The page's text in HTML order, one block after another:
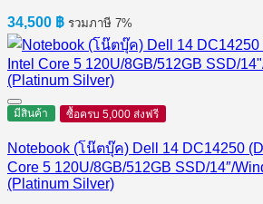
34,500 ฿ รวมภาษี 7%
มีสินค้า ซื้อครบ 5,000 ส่งฟรี
Notebook (โน๊ตบุ๊ค) Dell 14 DC14250
Core 5 120U/8GB/512GB SSD/14″/
(Platinum Silver)